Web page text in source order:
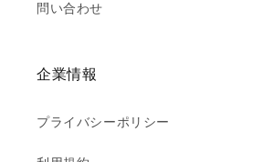
問い合わせ
企業情報
プライバシーポリシー